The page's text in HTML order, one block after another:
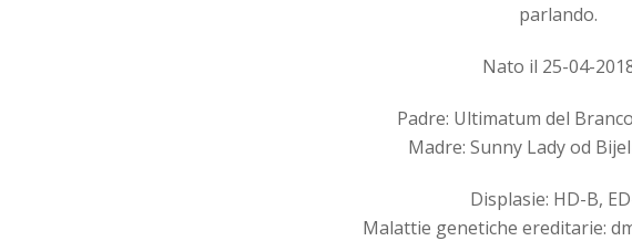
parlando.
Nato il 25-04-
Padre: Ultimatum del
Madre: Sunny Lady od
Displasie: HD-B,
Malattie genetiche ereditarie: